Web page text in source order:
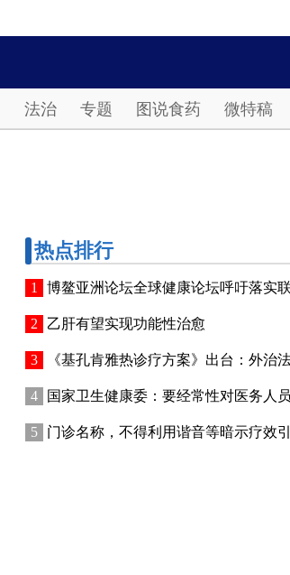
法治 专题 图说食药 微特稿
热点排行
博鳌亚洲论坛全球健康论坛呼吁落实联合国可持续发展目标，共建人
乙肝有望实现功能性治愈
《基孔肯雅热诊疗方案》出台：外治法可采用中药沐足、熏洗、
国家卫生健康委：要经常性对医务人员开展职业道德教育，全
门诊名称，不得利用谐音等暗示疗效